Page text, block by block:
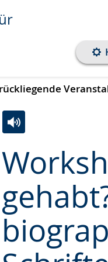
Leichten
Sprache
wechseln.
Audio-
Unterstützung.
Video
in
Deutscher
Gebärdensprache
wird
angezeigt.